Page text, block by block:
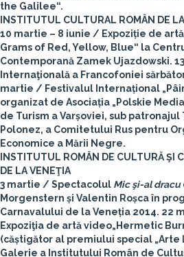
the Galilee“.
INSTITUTUL CULTURAL ROMÂN DE
10 martie – 8 iunie / Expoziție de artă
Grams of Red, Yellow, Blue“ la
Contemporană Zamek Ujazdowski.
Internaţională a Francofoniei
martie / Festivalul Internațional
organizat de Asociația „Polskie
de Turism a Varșoviei, sub
Polonez, a Comitetului Rus pentru
Economice a Mării Negre.
INSTITUTUL ROMÂN DE CULTURĂ ŞI
DE LA VENEŢIA
3 martie / Spectacolul Mic şi-al dracu
Morgenstern și Valentin Roșca în
Carnavalului de la Veneția 2014. 22
Expoziţia de artă video„Hermetic
(căștigător al premiului special „Arte
Galerie a Institutului Român de